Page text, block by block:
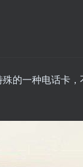
的一种电话卡